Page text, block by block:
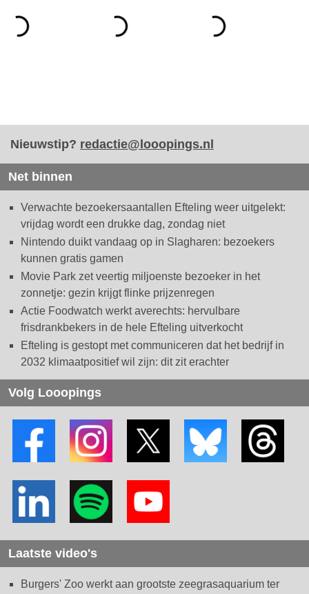
Nieuwstip? redactie@looopings.nl
Net binnen
Verwachte bezoekersaantallen Efteling weer uitgelekt:
vrijdag wordt een drukke dag, zondag niet
Nintendo duikt vandaag op in Slagharen: bezoekers
kunnen gratis gamen
Movie Park zet veertig miljoenste bezoeker in het
zonnetje: gezin krijgt flinke prijzenregen
Actie Foodwatch werkt averechts: hervulbare
frisdrankbekers in de hele Efteling uitverkocht
Efteling is gestopt met communiceren dat het bedrijf in
2032 klimaatpositief wil zijn: dit zit erachter
Volg Looopings
Laatste video's
Burgers' Zoo werkt aan grootste zeegrasaquarium ter